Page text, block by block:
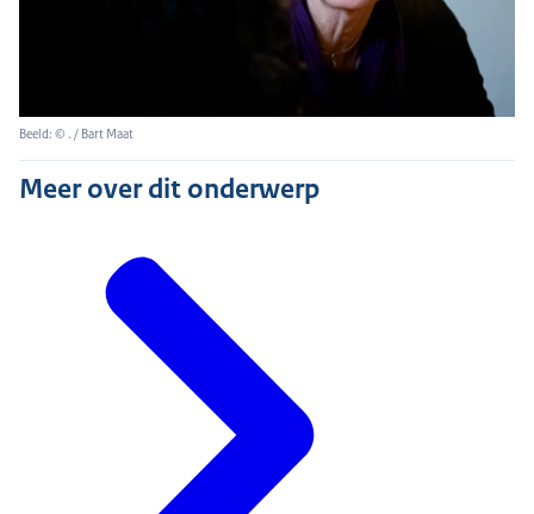
Beeld: © . / Bart Maat
Meer over dit onderwerp